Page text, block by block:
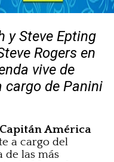
y Steve Epting
Rogers en
vive de
cargo de Panini
Capitán América
a cargo del
de las más